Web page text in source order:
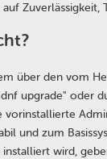
über den vom
upgrade" oder
vorinstallierte
und zum
wird,